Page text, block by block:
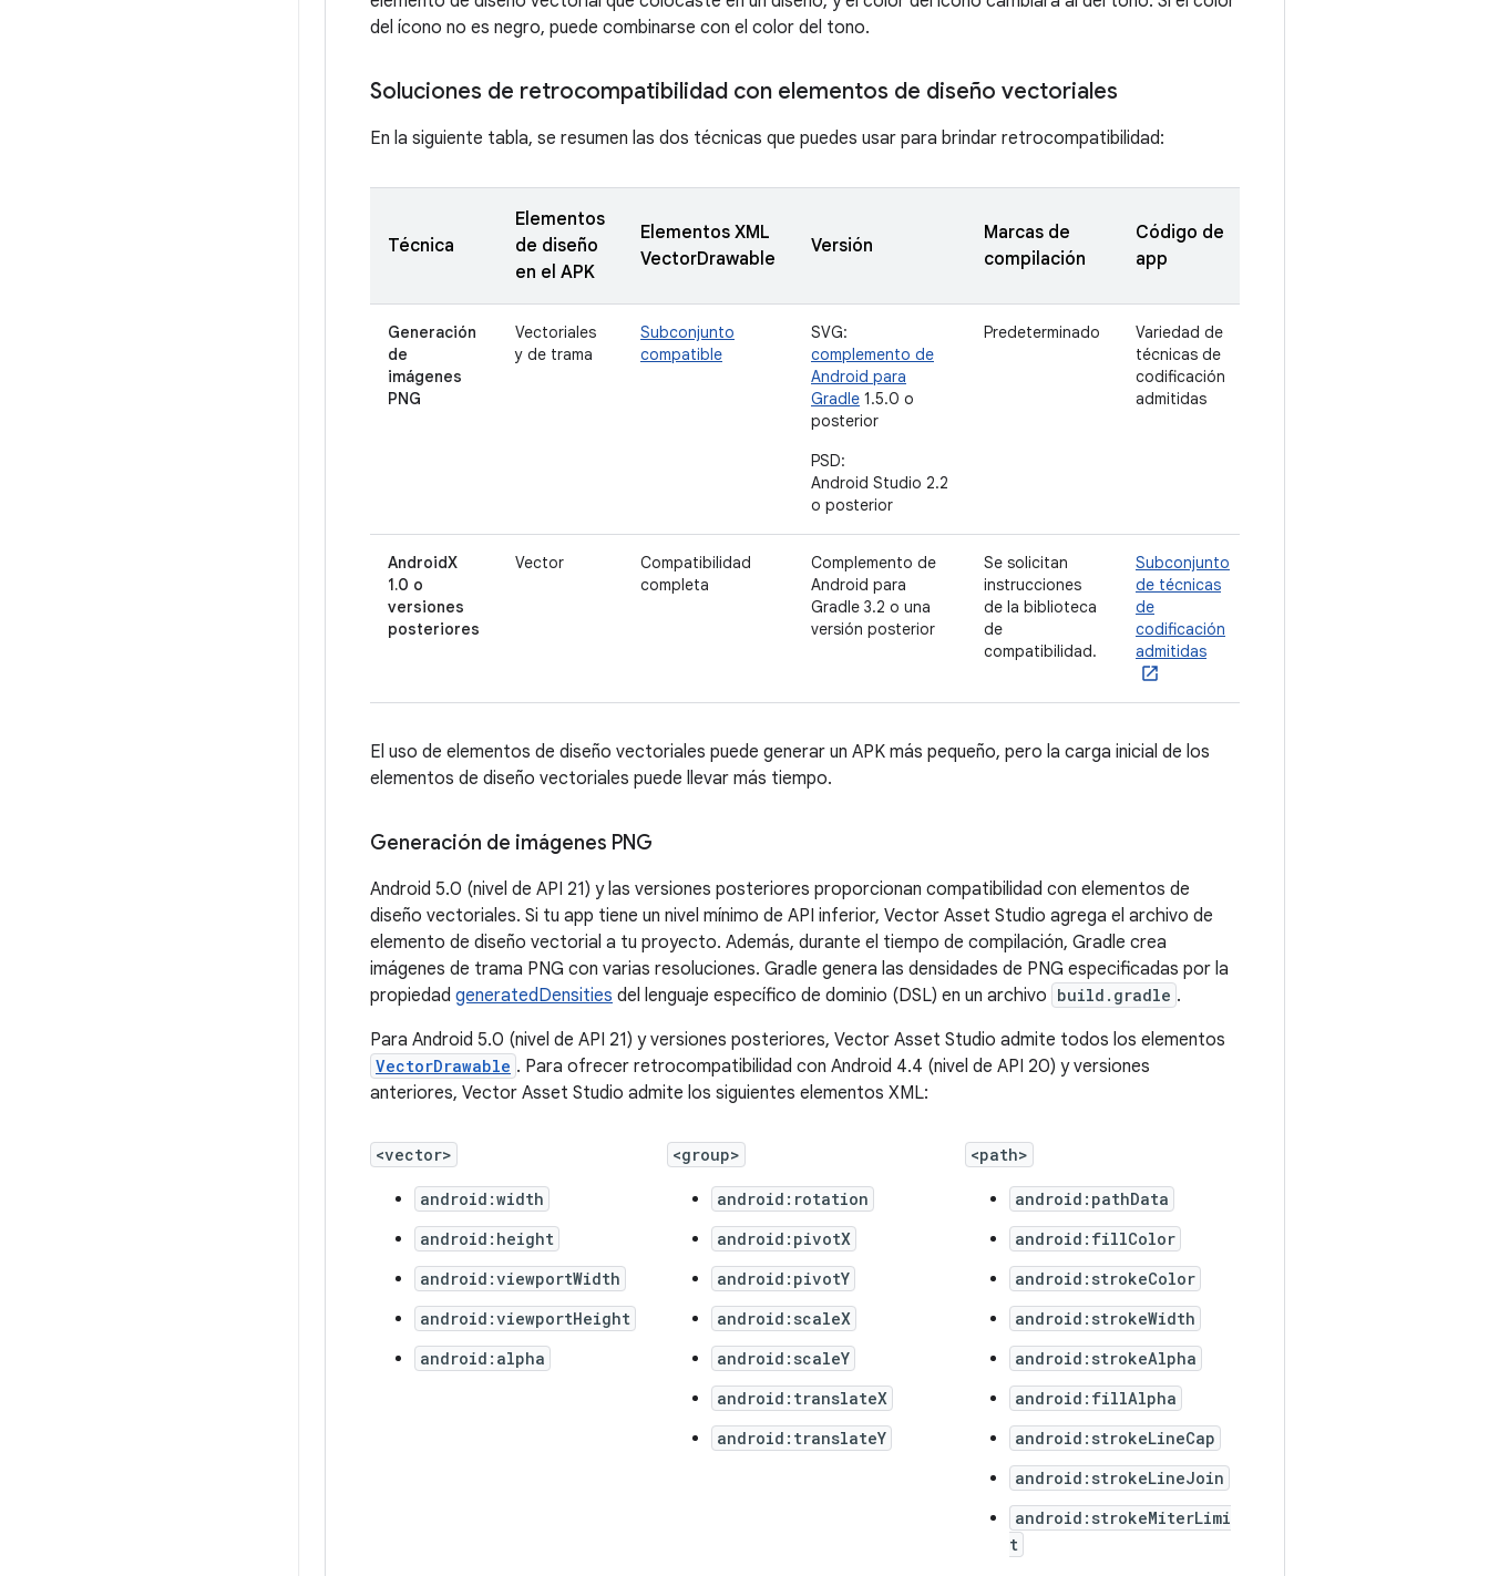
del ícono no es negro, puede combinarse con el color del tono.
Soluciones de retrocompatibilidad con elementos de diseño vectoriales
En la siguiente tabla, se resumen las dos técnicas que puedes usar para brindar retrocompatibilidad:
Técnica
Elementos
de diseño
en el APK
Elementos XML
VectorDrawable
Versión
Marcas de
compilación
Código de
app
Generación
de
imágenes
PNG
Vectoriales
y de trama
Subconjunto
compatible
SVG:
complemento de
Android para
Gradle 1.5.0 o
posterior
PSD:
Android Studio 2.2
o posterior
Predeterminado
Variedad de
técnicas de
codificación
admitidas
AndroidX
1.0 o
versiones
posteriores
Vector
Compatibilidad
completa
Complemento de
Android para
Gradle 3.2 o una
versión posterior
Se solicitan
instrucciones
de la biblioteca
de
compatibilidad.
Subconjunto
de técnicas
de
codificación
admitidas
El uso de elementos de diseño vectoriales puede generar un APK más pequeño, pero la carga inicial de los
elementos de diseño vectoriales puede llevar más tiempo.
Generación de imágenes PNG
Android 5.0 (nivel de API 21) y las versiones posteriores proporcionan compatibilidad con elementos de
diseño vectoriales. Si tu app tiene un nivel mínimo de API inferior, Vector Asset Studio agrega el archivo de
elemento de diseño vectorial a tu proyecto. Además, durante el tiempo de compilación, Gradle crea
imágenes de trama PNG con varias resoluciones. Gradle genera las densidades de PNG especificadas por la
propiedad generatedDensities del lenguaje específico de dominio (DSL) en un archivo build.gradle .
Para Android 5.0 (nivel de API 21) y versiones posteriores, Vector Asset Studio admite todos los elementos
VectorDrawable . Para ofrecer retrocompatibilidad con Android 4.4 (nivel de API 20) y versiones
anteriores, Vector Asset Studio admite los siguientes elementos XML:
<vector>
android:width
android:height
android:viewportWidth
android:viewportHeight
android:alpha
<group>
android:rotation
android:pivotX
android:pivotY
android:scaleX
android:scaleY
android:translateX
android:translateY
<path>
android:pathData
android:fillColor
android:strokeColor
android:strokeWidth
android:strokeAlpha
android:fillAlpha
android:strokeLineCap
android:strokeLineJoin
android:strokeMiterLimi
t